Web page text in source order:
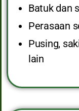
Batuk dan
Perasaan
Pusing,
lain